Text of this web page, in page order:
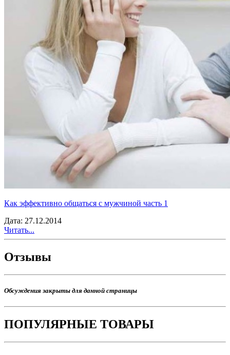
Как эффективно общаться с мужчиной часть 1
Дата: 27.12.2014
Читать...
Отзывы
Обсуждения закрыты для данной страницы
ПОПУЛЯРНЫЕ ТОВАРЫ